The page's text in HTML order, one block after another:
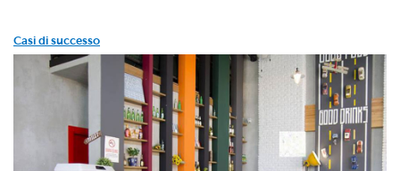
Casi di successo